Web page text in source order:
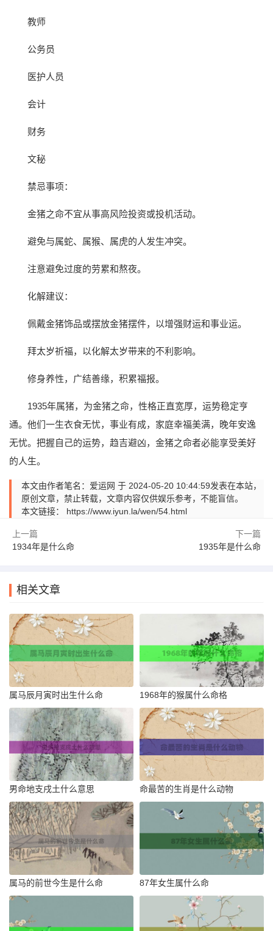
教师
公务员
医护人员
会计
财务
文秘
禁忌事项：
金猪之命不宜从事高风险投资或投机活动。
避免与属蛇、属猴、属虎的人发生冲突。
注意避免过度的劳累和熬夜。
化解建议：
佩戴金猪饰品或摆放金猪摆件，以增强财运和事业运。
拜太岁祈福，以化解太岁带来的不利影响。
修身养性，广结善缘，积累福报。
1935年属猪，为金猪之命，性格正直宽厚，运势稳定亨
通。他们一生衣食无忧，事业有成，家庭幸福美满，晚年安逸
无忧。把握自己的运势，趋吉避凶，金猪之命者必能享受美好
的人生。
本文由作者笔名：爱运网 于 2024-05-20 10:44:59发表在本站，
原创文章，禁止转载，文章内容仅供娱乐参考，不能盲信。
本文链接： https://www.iyun.la/wen/54.html
上一篇
1934年是什么命
下一篇
1935年是什么命
相关文章
属马辰月寅时出生什么命 1968年的猴属什么命格
男命地支戌土什么意思 命最苦的生肖是什么动物
属马的前世今生是什么命 87年女生属什么命